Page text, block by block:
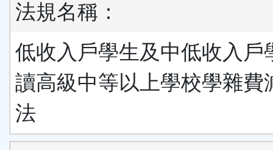
法規名稱：
低收入戶學生及中低收入戶
讀高級中等以上學校學雜費
法